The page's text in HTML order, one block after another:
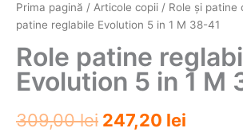
Prima pagină / Articole copii / Role şi patine
patine reglabile Evolution 5 in 1 M 38-41
Role patine
Evolution 5 in 1 M
309,00lei Prețul
247,20 lei